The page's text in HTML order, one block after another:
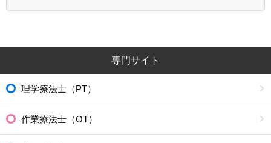
専門サイト
理学療法士（PT）
作業療法士（OT）